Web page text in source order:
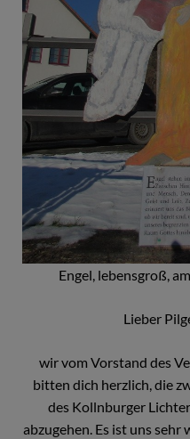
Engel, lebensgroß,
Lieber
wir vom Vorstand des
bitten dich herzlich, die
des Kollnburger
abzugehen. Es ist uns sehr